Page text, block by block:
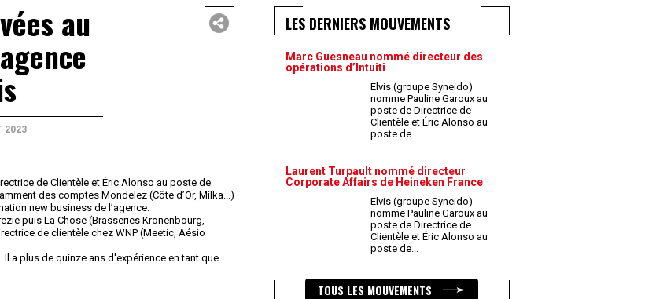
au
2023
de Clientèle et Éric Alonso au poste de
des comptes Mondelez (Côte d’Or, Milka...)
new business de l’agence.
puis La Chose (Brasseries Kronenbourg,
de clientèle chez WNP (Meetic, Aésio
Il a plus de quinze ans d'expérience en tant que
LES DERNIERS MOUVEMENTS
Marc Guesneau nommé directeur des
opérations d’Intuiti
Elvis (groupe Syneido)
nomme Pauline Garoux au
poste de Directrice de
Clientèle et Éric Alonso au
poste de...
Laurent Turpault nommé directeur
Corporate Affairs de Heineken France
Elvis (groupe Syneido)
nomme Pauline Garoux au
poste de Directrice de
Clientèle et Éric Alonso au
poste de...
TOUS LES MOUVEMENTS